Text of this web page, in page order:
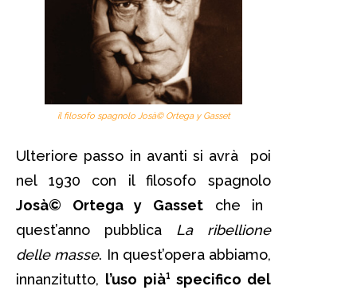
il filosofo spagnolo Josà© Ortega y Gasset
Ulteriore passo in avanti si avrà poi
nel 1930 con il filosofo spagnolo
Josà© Ortega y Gasset che in
quest’anno pubblica La ribellione
delle masse. In quest’opera abbiamo,
innanzitutto, l’uso pià¹ specifico del